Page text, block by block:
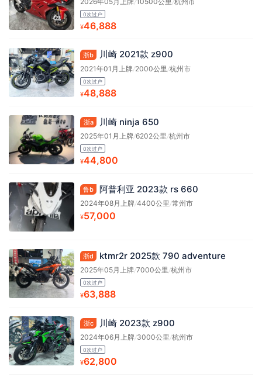
0次过户
¥46,888
浙b 川崎 2021款 z900
2021年01月上牌/2000公里 /杭州市
0次过户
¥48,888
浙a 川崎 ninja 650
2025年01月上牌/6202公里 /杭州市
0次过户
¥44,800
鲁b 阿普利亚 2023款 rs 660
2024年08月上牌/4400公里 /常州市
¥57,000
浙d ktmr2r 2025款 790 adventure
2025年05月上牌/7000公里 /杭州市
0次过户
¥63,888
浙c 川崎 2023款 z900
2024年06月上牌/3000公里 /杭州市
0次过户
¥62,800